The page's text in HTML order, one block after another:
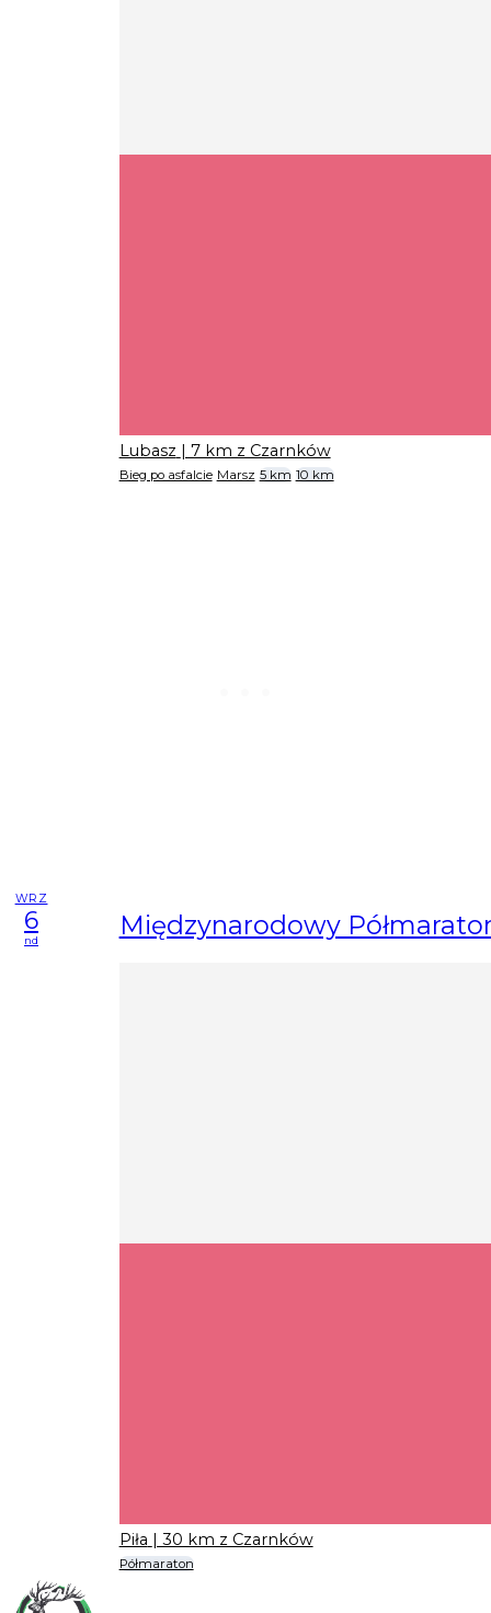
Lubasz | 7 km z Czarnków
Bieg po asfalcie Marsz 5 km 10 km
WRZ
6
nd Międzynarodowy
Piła | 30 km z Czarnków
Półmaraton